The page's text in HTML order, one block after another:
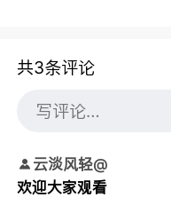
共3条评论
云淡风轻@
欢迎大家观看